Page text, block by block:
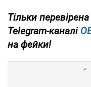
Тільки
Telegram-каналі
на фейки!